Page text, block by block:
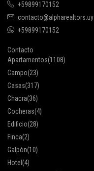
+59899170152
contacto@alpharealtors.uy
+59899170152
Contacto
Apartamentos(1108)
Campo(23)
Casas(317)
Chacra(36)
Cocheras(4)
Edificio(28)
Finca(2)
Galpón(10)
Hotel (4)